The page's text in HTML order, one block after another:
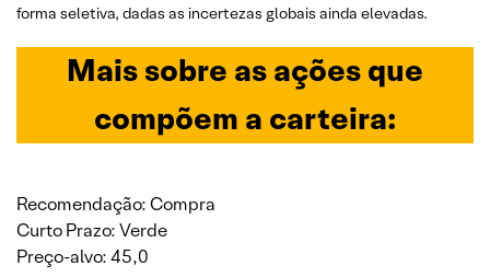
forma seletiva, dadas as incertezas globais ainda elevadas.
Mais sobre as ações que
compõem a carteira:
Recomendação: Compra
Curto Prazo: Verde
Preço-alvo: 45,0